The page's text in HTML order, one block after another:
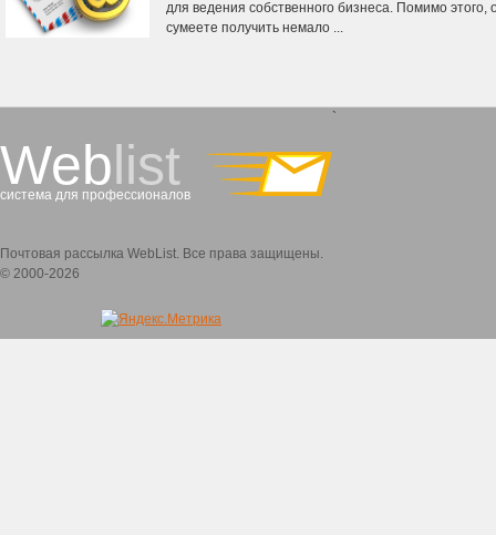
для ведения собственного бизнеса. Помимо этого,
сумеете получить немало ...
Weblist
система для профессионалов
`
Почтовая рассылка WebList. Все права защищены.
© 2000-2026